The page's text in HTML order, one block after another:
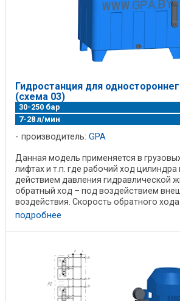
Гидростанция для
(схема 03)
30-250 бар
7-28 л/мин
производитель: GPA
Данная модель применяется в
лифтах и т.п. где рабочий ход
действием давления гидравлической
обратный ход – под воздействием
воздействия. Скорость обратного хода
подробнее